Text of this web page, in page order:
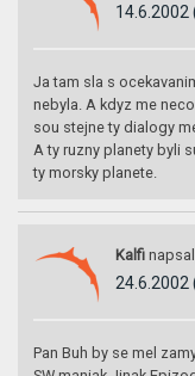
14.6.2002
Ja tam sla s
nebyla. A kdyz me
sou stejne ty dialogy
A ty ruzny planety byli
ty morsky planete.
Kalfi
24.6.2002
Pan Buh by se mel